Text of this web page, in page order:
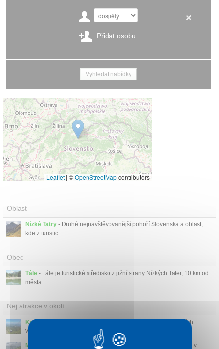
Přidat osobu
Leaflet | ©OpenStreetMapcontributors
Oblast
Nízké Tatry - Druhé nejnavštěvovanější pohoří Slovenska a oblast,
kde z turistic...
Obec
Tále - Tále je turistické středisko z jižní strany Nízkých Tater, 10 km od
města ...
Nej atrakce v okolí
Kasprov Vrch
- Kasprov Vrch je jeden z nejznámějších
vrcholů v polských Zá...
Morskie Oko - Nejslavnější horské jezero Morskie Oko v